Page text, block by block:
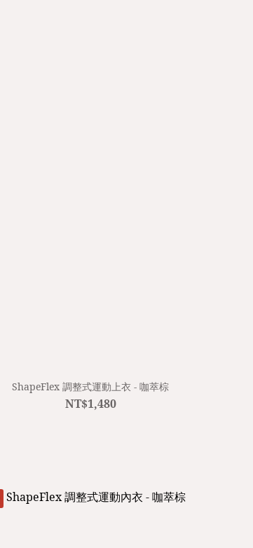
ShapeFlex 調整式運動上衣 - 咖萃棕
NT$1,480